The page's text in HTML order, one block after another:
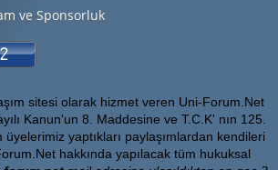
ve Sponsorluk
sitesi olarak hizmet veren Uni-Forum.Net
Kanun'un 8. Maddesine ve T.C.K' nın 125.
yaptıkları paylaşımlardan kendileri
hakkında yapılacak tüm hukuksal